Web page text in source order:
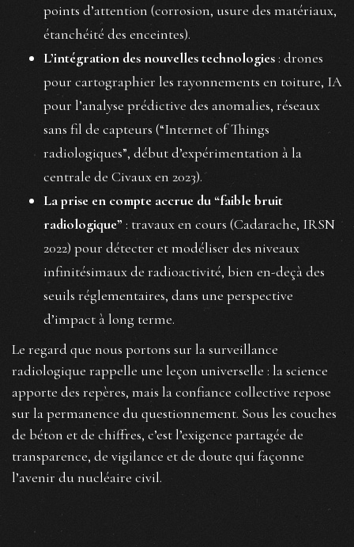
points d’attention (corrosion, usure des matériaux,
étanchéité des enceintes).
L’intégration des nouvelles technologies: drones
pour cartographier les rayonnements en toiture, IA
pour l’analyse prédictive des anomalies, réseaux
sans fil de capteurs (“Internet of Things
radiologiques”, début d’expérimentation à la
centrale de Civaux en 2023).
La prise en compte accrue du “faible bruit
radiologique” : travaux en cours (Cadarache, IRSN
2022) pour détecter et modéliser des niveaux
infinitésimaux de radioactivité, bien en-deçà des
seuils réglementaires, dans une perspective
d’impact à long terme.
Le regard que nous portons sur la surveillance
radiologique rappelle une leçon universelle : la science
apporte des repères, mais la confiance collective repose
sur la permanence du questionnement. Sous les couches
de béton et de chiffres, c’est l’exigence partagée de
transparence, de vigilance et de doute qui façonne
l’avenir du nucléaire civil.